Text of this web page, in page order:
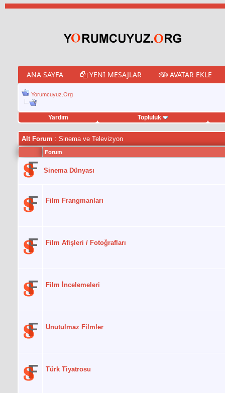
ANA SAYFA YENI MESAJLAR AVATAR EKLE
Yorumcuyuz.Org
Yardım Topluluk
hilesi
Alt Forum : Sinema ve Televizyon
Forum
Sinema Dünyası
Film Frangmanları
Film Afişleri / Fotoğrafları
Film İncelemeleri
Unutulmaz Filmler
Türk Tiyatrosu